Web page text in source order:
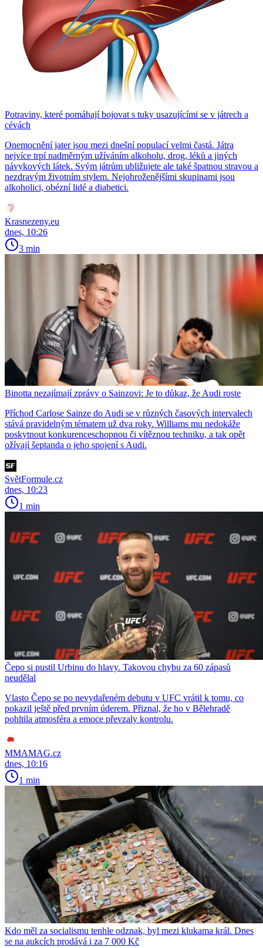
Potraviny, které pomáhají bojovat s tuky usazujícími se v játrech a
cévách
Onemocnění jater jsou mezi dnešní populací velmi častá. Játra
nejvíce trpí nadměrným užíváním alkoholu, drog, léků a jiných
návykových látek. Svým játrům ubližujete ale také špatnou stravou a
nezdravým životním stylem. Nejohroženějšími skupinami jsou
alkoholici, obézní lidé a diabetici.
Krasnezeny.eu
dnes, 10:26
3 min
Binotta nezajímají zprávy o Sainzovi: Je to důkaz, že Audi roste
Příchod Carlose Sainze do Audi se v různých časových intervalech
stává pravidelným tématem už dva roky. Williams mu nedokáže
poskytnout konkurenceschopnou či vítěznou techniku, a tak opět
ožívají šeptanda o jeho spojení s Audi.
SvětFormule.cz
dnes, 10:23
1 min
Čepo si pustil Urbinu do hlavy. Takovou chybu za 60 zápasů
neudělal
Vlasto Čepo se po nevydařeném debutu v UFC vrátil k tomu, co
pokazil ještě před prvním úderem. Přiznal, že ho v Bělehradě
pohltila atmosféra a emoce převzaly kontrolu.
MMAMAG.cz
dnes, 10:16
1 min
Kdo měl za socialismu tenhle odznak, byl mezi klukama král. Dnes
se na aukcích prodává i za 7 000 Kč